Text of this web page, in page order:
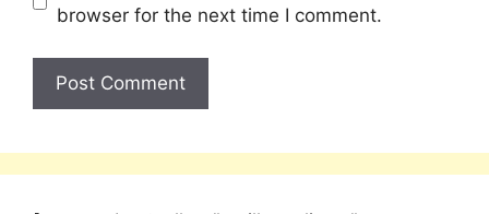
browser for the next time I comment.